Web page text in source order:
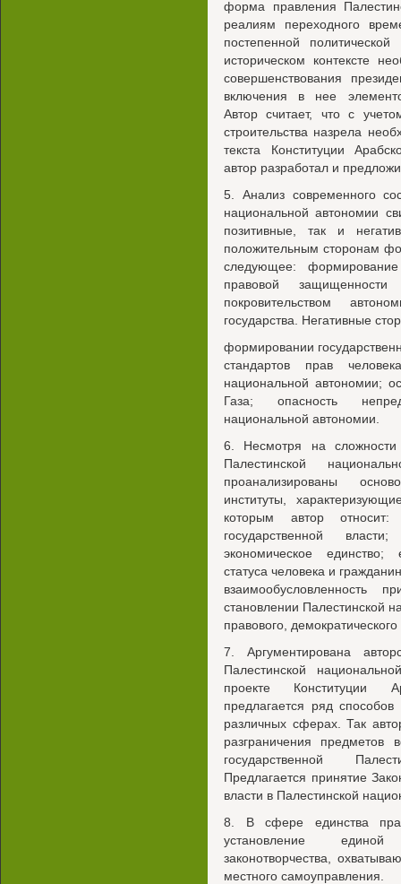
форма правления
реалиям переходного
постепенной
историческом контексте
совершенствования
включения в нее
Автор считает, что с
строительства назрела
текста Конституции
автор разработал и
5. Анализ современного
национальной автономии
позитивные, так и
положительным сторонам
следующее: формирование
правовой
покровительством
государства. Негативные
формировании
стандартов прав
национальной автономии;
Газа; опасность
национальной автономии.
6. Несмотря на сложности
Палестинской
проанализированы
институты,
которым автор относит:
государственной
экономическое единство;
статуса человека и
взаимообусловленность
становлении Палестинской
правового,
7. Аргументирована
Палестинской
проекте Конституции
предлагается ряд способов
различных сферах. Так
разграничения
государственной
Предлагается принятие
власти в Палестинской
8. В сфере единства
установление единой
законотворчества,
местного самоуправления.